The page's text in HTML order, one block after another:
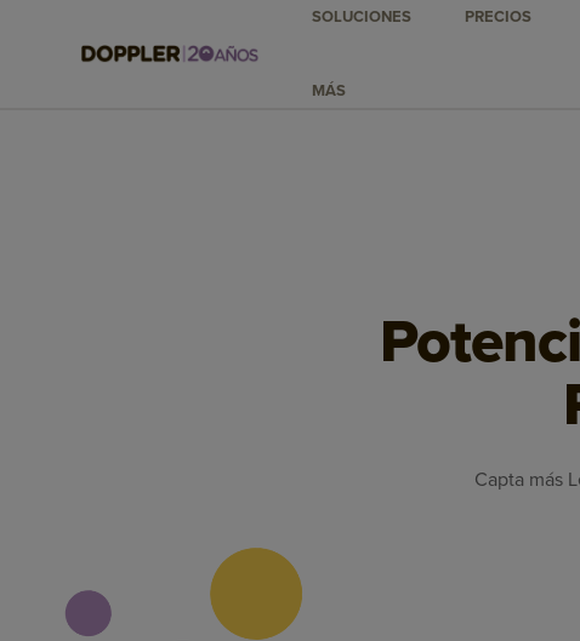
SOLUCIONES PRECIOS
MÁS
Capta más